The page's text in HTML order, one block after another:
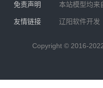
免责声明 本站模型均来
友情链接 辽阳软件开发
Copyright © 2016-